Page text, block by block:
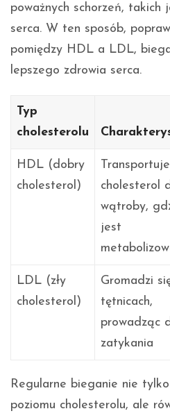
poważnych schorzeń, takich
serca. W ten sposób,
pomiędzy HDL a LDL,
lepszego zdrowia serca.
Typ
cholesterolu
HDL (dobry
cholesterol)
Transportuje
cholesterol
wątroby,
jest
LDL (zły
cholesterol)
Gromadzi
tętnicach,
prowadząc
zatykania
Regularne bieganie nie
poziomu cholesterolu, ale